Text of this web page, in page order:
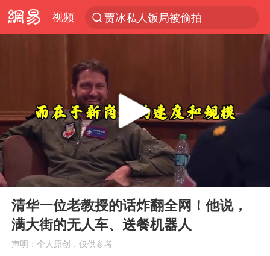
视频
贾冰私人饭局被偷拍
台风“白海豚”登陆 各地各部门全力应对
路虎卫士110 HSE限时降价
我国发现稀散金属独立新矿物——乌斯河锗矿
上海鼓励居家办公
部分银行上调存款利率
小沈阳加盟《披荆斩棘》
朱一龙的鼻子怎么了
大疆错失宇树
Play
00:00
清华一位老教授的话炸翻全网！他说，
满大街的无人车、送餐机器人
声明：个人原创，仅供参考